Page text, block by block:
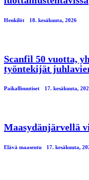
Henkilöt 18. kesäkuuta, 2026
Scanfil 50 vuotta,
työntekijät
Paikallisuutiset 17. kesäkuuta,
Maasydänjärvellä
Elävä maaseutu 17. kesäkuuta,